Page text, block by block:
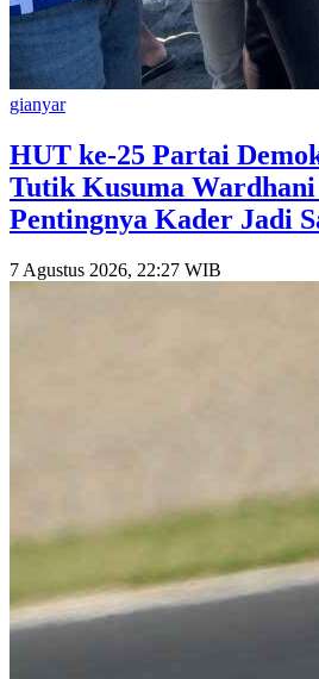
gianyar
HUT ke-25 Partai
Tutik Kusuma Wardhani
Pentingnya Kader Jadi
7 Agustus 2026, 22:27 WIB